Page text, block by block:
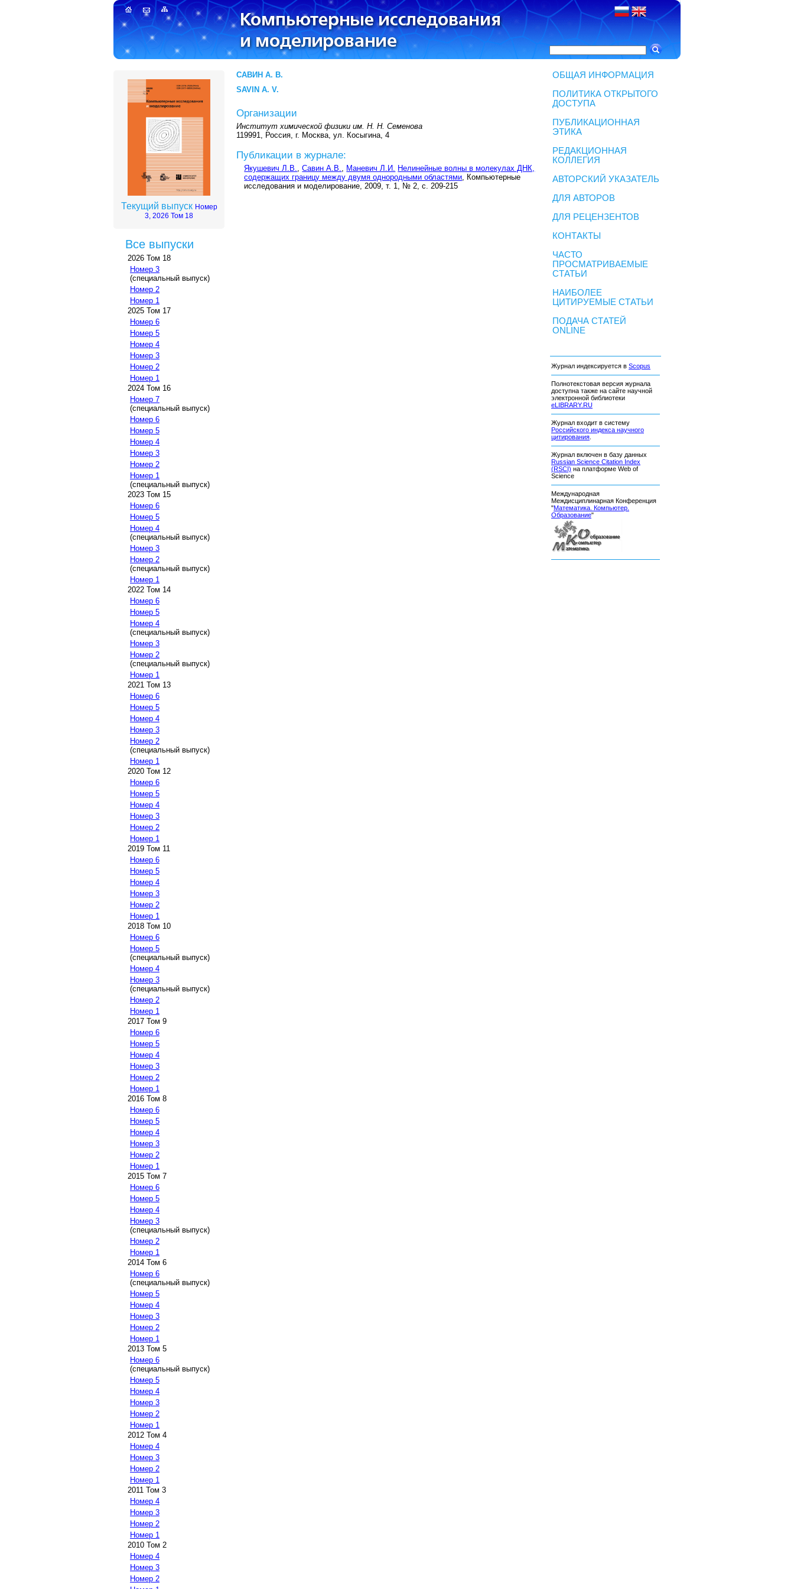
Текущий выпуск Номер
3, 2026 Том 18
Все выпуски
2026 Том 18
Номер 3
(специальный выпуск)
Номер 2
Номер 1
2025 Том 17
Номер 6
Номер 5
Номер 4
Номер 3
Номер 2
Номер 1
2024 Том 16
Номер 7
(специальный выпуск)
Номер 6
Номер 5
Номер 4
Номер 3
Номер 2
Номер 1
(специальный выпуск)
2023 Том 15
Номер 6
Номер 5
Номер 4
(специальный выпуск)
Номер 3
Номер 2
(специальный выпуск)
Номер 1
2022 Том 14
Номер 6
Номер 5
Номер 4
(специальный выпуск)
Номер 3
Номер 2
(специальный выпуск)
Номер 1
2021 Том 13
Номер 6
Номер 5
Номер 4
Номер 3
Номер 2
(специальный выпуск)
Номер 1
2020 Том 12
Номер 6
Номер 5
Номер 4
Номер 3
Номер 2
Номер 1
2019 Том 11
Номер 6
Номер 5
Номер 4
Номер 3
Номер 2
Номер 1
2018 Том 10
Номер 6
Номер 5
(специальный выпуск)
Номер 4
Номер 3
(специальный выпуск)
Номер 2
Номер 1
2017 Том 9
Номер 6
Номер 5
Номер 4
Номер 3
Номер 2
Номер 1
2016 Том 8
Номер 6
Номер 5
Номер 4
Номер 3
Номер 2
Номер 1
2015 Том 7
Номер 6
Номер 5
Номер 4
Номер 3
(специальный выпуск)
Номер 2
Номер 1
2014 Том 6
Номер 6
(специальный выпуск)
Номер 5
Номер 4
Номер 3
Номер 2
Номер 1
2013 Том 5
Номер 6
(специальный выпуск)
Номер 5
Номер 4
Номер 3
Номер 2
Номер 1
2012 Том 4
Номер 4
Номер 3
Номер 2
Номер 1
2011 Том 3
Номер 4
Номер 3
Номер 2
Номер 1
2010 Том 2
Номер 4
Номер 3
Номер 2
САВИН А. В.
SAVIN A. V.
Организации
Институт химической физики им. Н. Н. Семенова
119991, Россия, г. Москва, ул. Косыгина, 4
Публикации в журнале:
Якушевич Л.В.,Савин А.В., Маневич Л.И. Нелинейные волны в молекулах ДНК,
содержащих границу между двумя однородными областями, Компьютерные
исследования и моделирование, 2009, т. 1, № 2, с. 209-215
ОБЩАЯ ИНФОРМАЦИЯ
ПОЛИТИКА ОТКРЫТОГО
ДОСТУПА
ПУБЛИКАЦИОННАЯ
ЭТИКА
РЕДАКЦИОННАЯ
КОЛЛЕГИЯ
АВТОРСКИЙ УКАЗАТЕЛЬ
ДЛЯ АВТОРОВ
ДЛЯ РЕЦЕНЗЕНТОВ
КОНТАКТЫ
ЧАСТО
ПРОСМАТРИВАЕМЫЕ
СТАТЬИ
НАИБОЛЕЕ
ЦИТИРУЕМЫЕ СТАТЬИ
ПОДАЧА СТАТЕЙ
ONLINE
Журнал индексируется в Scopus
Полнотекстовая версия журнала
доступна также на сайте научной
электронной библиотеки
eLIBRARY.RU
Журнал входит в систему
Российского индекса научного
цитирования
Журнал включен в базу данных
Russian Science Citation Index
(RSCI) на платформе Web of
Science
Международная
Междисциплинарная Конференция
"Математика. Компьютер.
Образование"